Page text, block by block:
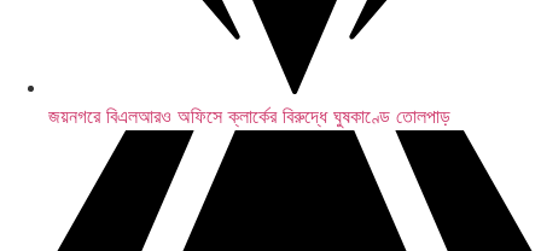
জয়নগরে বিএলআরও অফিসে ক্লার্কের বিরুদ্ধে ঘুষকাণ্ডে তোলপাড়